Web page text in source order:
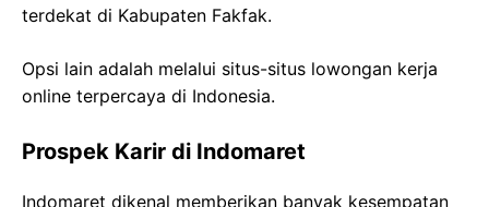
terdekat di Kabupaten Fakfak.
Opsi lain adalah melalui situs-situs lowongan kerja
online terpercaya di Indonesia.
Prospek Karir di Indomaret
Indomaret dikenal memberikan banyak kesempatan